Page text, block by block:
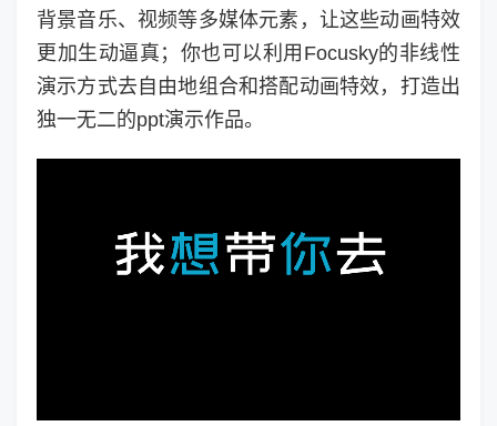
背景音乐、视频等多媒体元素，让这些动画特效
更加生动逼真；你也可以利用Focusky的非线性
演示方式去自由地组合和搭配动画特效，打造出
独一无二的ppt演示作品。